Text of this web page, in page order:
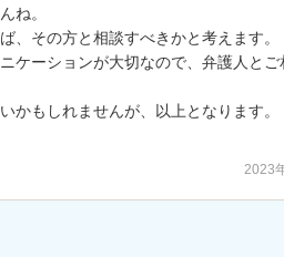
ね。
、その方と相談すべきかと考えます。
ケーションが大切なので、弁護人とご
かもしれませんが、以上となります。
2023